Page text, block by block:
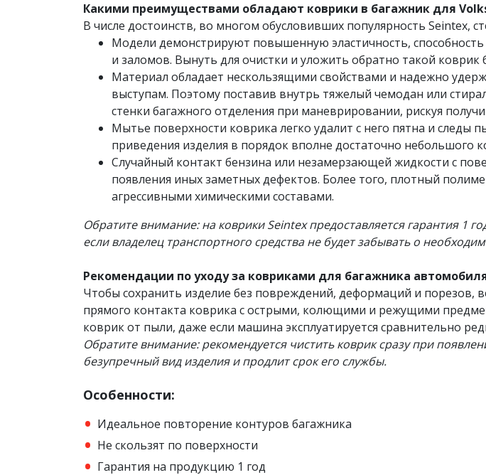
Какими преимуществами обладают коврики в багажник для
В числе достоинств, во многом обусловивших популярность Seintex,
Модели демонстрируют повышенную эластичность,
и заломов. Вынуть для очистки и уложить обратно такой
Материал обладает нескользящими свойствами и надежно
выступам. Поэтому поставив внутрь тяжелый чемодан или
стенки багажного отделения при маневрировании, рискуя
Мытье поверхности коврика легко удалит с него пятна и
приведения изделия в порядок вполне достаточно небольшого
Случайный контакт бензина или незамерзающей жидкости с
появления иных заметных дефектов. Более того, плотный
агрессивными химическими составами.
Обратите внимание: на коврики Seintex предоставляется гарантия 1
если владелец транспортного средства не будет забывать о
Рекомендации по уходу за ковриками для багажника
Чтобы сохранить изделие без повреждений, деформаций и порезов,
прямого контакта коврика с острыми, колющими и режущими
коврик от пыли, даже если машина эксплуатируется сравнительно
Обратите внимание: рекомендуется чистить коврик сразу при
безупречный вид изделия и продлит срок его службы.
Особенности:
Идеальное повторение контуров багажника
Не скользят по поверхности
Гарантия на продукцию 1 год